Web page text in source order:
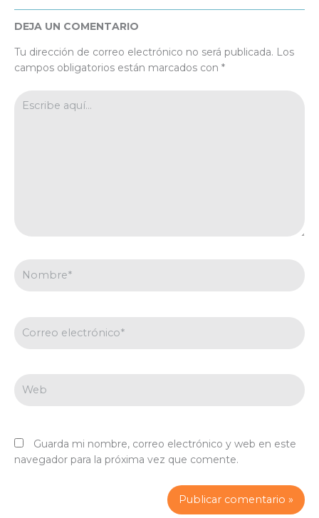
DEJA UN COMENTARIO
Tu dirección de correo electrónico no será publicada. Los
campos obligatorios están marcados con *
electrónico*
Guarda mi nombre, correo electrónico y web en este
navegador para la próxima vez que comente.